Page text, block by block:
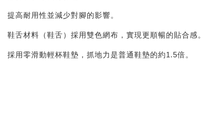
提高耐用性並減少對腳的影響。
鞋舌材料（鞋舌）採用雙色網布，實現更順暢的貼合感。
採用零滑動輕杯鞋墊，抓地力是普通鞋墊的約1.5倍。